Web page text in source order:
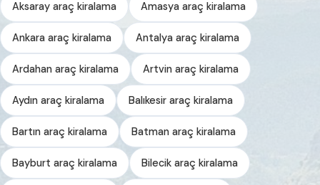
Aksaray araç kiralama Amasya araç kiralama
Ankara araç kiralama Antalya araç kiralama
Ardahan araç kiralama Artvin araç kiralama
Aydın araç kiralama Balıkesir araç kiralama
Bartın araç kiralama Batman araç kiralama
Bayburt araç kiralama Bilecik araç kiralama